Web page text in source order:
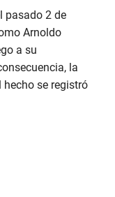
pasado 2 de
Arnoldo
a su
la
hecho se registró